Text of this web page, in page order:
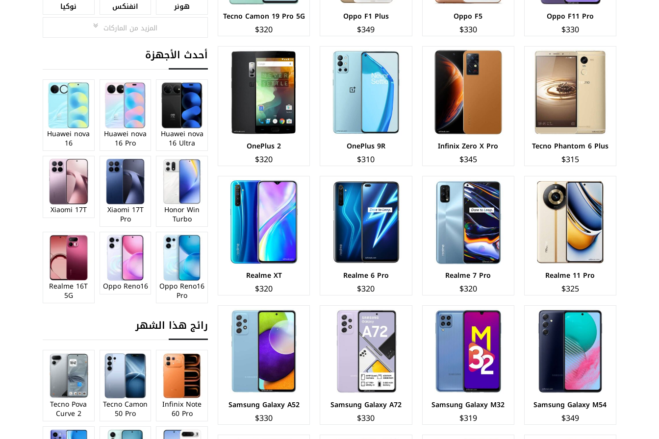
Oppo F11 Pro
$330
Oppo F5
$330
Oppo F1 Plus
$349
Tecno Camon 19 Pro 5G
$320
Tecno Phantom 6 Plus
$315
Infinix Zero X Pro
$345
OnePlus 9R
$310
OnePlus 2
$320
Realme 11 Pro
$325
AMOLED بحجم 6.7 بوصة بدقة FHD+
الكاميرات:خلفية 100+2 م.ب/ امامية 16 م.ب.
الذاكرة+الرام:128/256/512 + 8/12 جيجابايت
عرض المواصفات ←
Realme 7 Pro
$320
سوبر اموليد بحجم 6.4 بوصة بدقة FHD+
عرض المواصفات ←
Realme 6 Pro
$320
الشاشة:IPS LCD بحجم 6.6 بوصة بدقة FHD+
المعالج:Qualcomm SM7125 Snapdragon 720G
الكاميرات:خلفية 64+12+8+2 م.ب/ امامية 16+8 م.ب.
الذاكرة+الرام:
نظام التشغيل:
البطارية:4300 ملي امبير - 30 واط
عرض المواصفات ←
Realme XT
$320
الشاشة:سوبر اموليد بحجم 6.4 بوصة بدقة FHD+
المعالج:Qualcomm SDM712 Snapdragon 712
الكاميرات:خلفية 64+8+2+2 م.ب/ امامية 16 م.ب.
الذاكرة+الرام:64/128 + 4/6/8 جيجابايت
نظام التشغيل:Android 9.0 (Pie)
البطارية:4000 ملي أمبير - 20 واط
عرض المواصفات ←
Samsung Galaxy M54
$349
الشاشة:سوبر اموليد بحجم 6.7 بوصة بدقة FHD+
المعالج:Exynos 1380 - ثماني النواة - 5 نانومتر
الكاميرات:خلفية 108+8+2 م.ب/ امامية 32 م.ب.
الذاكرة+الرام:128/256 + 8 جيجابايت
نظام التشغيل:Android 13
البطارية:6000 ملي أمبير - 25 واط
عرض المواصفات ←
Samsung Galaxy M32
$319
الشاشة:سوبر اموليد بحجم 6.4 بوصة بدقة FHD+
المعالج:Mediatek MT6769V/CU Helio G80
الكاميرات:خلفية 64+8+2+2 م.ب/ امامية 20 م.ب.
الذاكرة+الرام:64/128 + 4/6/8 جيجابايت
نظام التشغيل:Android 11
البطارية:5000 ملي أمبير - 25 واط
عرض المواصفات ←
Samsung Galaxy A72
$330
الشاشة:سوبر اموليد بحجم 6.7 بوصة بدقة FHD+
المعالج:Qualcomm SM7125 Snapdragon 720G
الكاميرات:خلفية 64+8+12+5 م.ب/ امامية 32 م.ب.
الذاكرة+الرام:128/256 + 6/8 جيجابايت
نظام التشغيل:
البطارية:
عرض المواصفات ←
Samsung Galaxy A52
$330
الشاشة:سوبر اموليد بحجم 6.5 بوصة بدقة FHD+
المعالج:Qualcomm SM7125 Snapdragon 720G
الكاميرات:خلفية 64+12+5+5 م.ب/ امامية 32 م.ب.
الذاكرة+الرام:128/256 + 4/6/8 جيجابايت
نظام التشغيل:Android 11
البطارية:
عرض المواصفات ←
الشاشة:
سوبر اموليد بحجم 6.5 بوصة بدقة FHD+
المعالج:
الكاميرات:خلفية 64+12+5+5 م.ب/ امامية 32 م.ب.
الذاكرة+الرام:128 + 6/8 جيجابايت
نظام التشغيل:Android 10, One UI 4.1
البطارية:6000 ملي أمبير - 25 واط
عرض المواصفات ←
الشاشة:سوبر اموليد بحجم 6.7 بوصة بدقة FHD+
المعالج: Exynos 980 - ثماني النواة - 8 نانومتر
الكاميرات:خلفية 64+12+5+5 م.ب/ امامية 32 م.ب.
الذاكرة+الرام:128 + 6/8 جيجابايت
نظام التشغيل:Android 10
البطارية:4500 ملي أمبير - 25 واط
عرض المواصفات ←
الشاشة:سوبر اموليد بحجم 6.5 بوصة بدقة FHD+
المعالج:Exynos 980 - ثماني النواة - 8 نانومتر
الكاميرات:خلفية 48+12+5+5 م.ب/ امامية 32 م.ب.
الذاكرة+الرام:128 + 6/8 جيجابايت
نظام التشغيل:Android 10, One UI 5
البطارية:4500 ملي أمبير - 15 واط
عرض المواصفات ←
الشاشة:سوبر اموليد بحجم 6.1 بوصة بدقة FHD+
المعالج:Mediatek MT6768 Helio P65
الكاميرات:خلفية 48+8+5 م.ب/ امامية 25 م.ب.
الذاكرة+الرام:64 + 4/8 جيجابايت
نظام التشغيل:Android 10
البطارية:
عرض المواصفات ←
هونر
انفنكس
نوكيا
المزيد من الماركات
أحدث الأجهزة
Huawei nova
16 Ultra
Huawei nova
16 Pro
Huawei nova
16
Honor Win
Turbo
Xiaomi 17T
Pro
Xiaomi 17T
Oppo Reno16
Pro
Oppo Reno16
Realme 16T
5G
رائج هذا الشهر
Infinix Note
60 Pro
Tecno Camon
50 Pro
Tecno Pova
Curve 2